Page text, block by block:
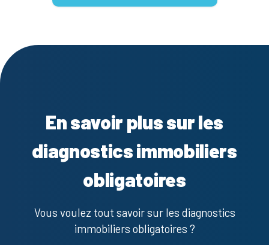
En savoir plus sur les
diagnostics immobiliers
obligatoires
Vous voulez tout savoir sur les diagnostics
immobiliers obligatoires ?